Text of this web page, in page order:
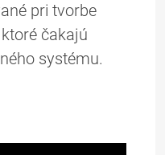
pri tvorbe
čakajú
systému.